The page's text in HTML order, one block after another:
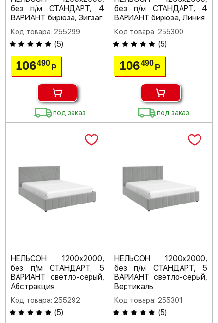
без п/м СТАНДАРТ, 4
ВАРИАНТ бирюза, Зигзаг
Код товара: 255299
(5)
106490Р
под заказ
без п/м СТАНДАРТ, 4
ВАРИАНТ бирюза, Линия
Код товара: 255300
(5)
106490 Р
под заказ
НЕЛЬСОН 1200х2000,
без п/м СТАНДАРТ, 5
ВАРИАНТ светло-серый,
Абстракция
Код товара: 255292
(5)
НЕЛЬСОН 1200х2000,
без п/м СТАНДАРТ, 5
ВАРИАНТ светло-серый,
Вертикаль
Код товара: 255301
(5)